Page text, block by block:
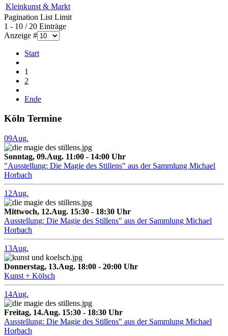
Kleinkunst & Markt
Pagination List Limit
1 - 10 / 20 Einträge
Anzeige #
Start
1
2
Ende
Köln Termine
09Aug.
Sonntag, 09.Aug. 11:00 - 14:00 Uhr
"Ausstellung: Die Magie des Stillens" aus der Sammlung Michael
Horbach
12Aug.
Mittwoch, 12.Aug. 15:30 - 18:30 Uhr
Ausstellung: Die Magie des Stillens" aus der Sammlung Michael
Horbach
13Aug.
Donnerstag, 13.Aug. 18:00 - 20:00 Uhr
Kunst + Kölsch
14Aug.
Freitag, 14.Aug. 15:30 - 18:30 Uhr
Ausstellung: Die Magie des Stillens" aus der Sammlung Michael
Horbach